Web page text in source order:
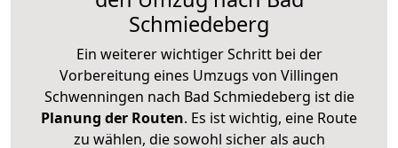
Schmiedeberg
Ein weiterer wichtiger Schritt bei der
Vorbereitung eines Umzugs von Villingen
Schwenningen nach Bad Schmiedeberg ist die
Planung der Routen. Es ist wichtig, eine Route
zu wählen, die sowohl sicher als auch